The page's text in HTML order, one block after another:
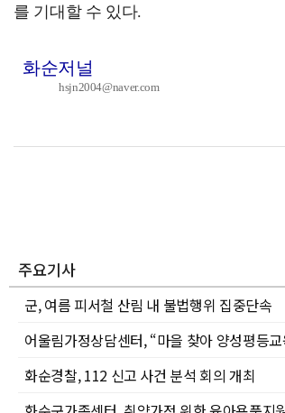
를 기대할 수 있다.
화순저널
hsjn2004@naver.com
주요기사
군, 여름 피서철 산림 내 불법행위 집중단속
어울림가정상담센터, “마을 찾아 양성평등
화순경찰, 112 신고 사건 분석 회의 개최